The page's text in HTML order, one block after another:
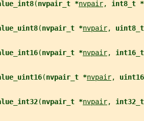
(nvpair_t *nvpair, int8_t *
(nvpair_t *nvpair,
(nvpair_t *nvpair,
(nvpair_t *nvpair,
(nvpair_t *nvpair,